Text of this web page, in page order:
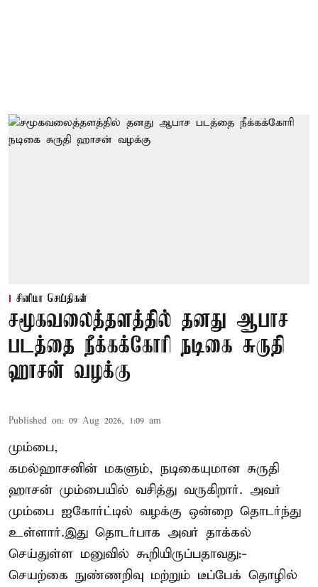
சினிமா செய்திகள்
சமூகவலைத்தளத்தில் தனது ஆபாச
படத்தை நீக்கக்கோரி நடிகை சுருதி
ஹாசன் வழக்கு
Published on: 09 Aug 2026, 1:09 am
மும்பை,
கமல்ஹாசனின் மகளும், நடிகையுமான சுருதி
ஹாசன் மும்பையில் வசித்து வருகிறார். அவர்
மும்பை ஐகோர்ட்டில் வழக்கு ஒன்றை தொடர்ந்து
உள்ளார்.இது தொடர்பாக அவர் தாக்கல்
செய்துள்ள மனுவில் கூறியிருப்பதாவது:-
செயற்கை நுண்ணறிவு மற்றும் டீப்பேக் தொழில்